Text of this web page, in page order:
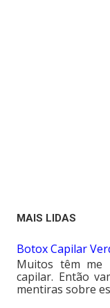
MAIS LIDAS
Botox Capilar
Muitos têm me
capilar. Então
mentiras sobre